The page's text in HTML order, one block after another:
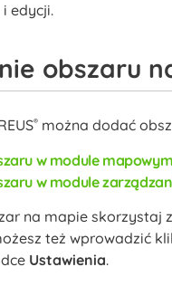
edycji.
obszaru
®można dodać
w module
w module
na mapie skorzystaj
też wprowadzić
Ustawienia.